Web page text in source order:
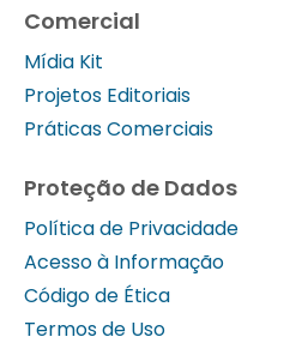
Comercial
Mídia Kit
Projetos Editoriais
Práticas Comerciais
Proteção de Dados
Política de Privacidade
Acesso à Informação
Código de Ética
Termos de Uso